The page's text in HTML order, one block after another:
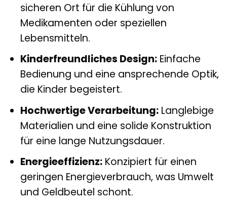
sicheren Ort für die Kühlung von
Medikamenten oder speziellen
Lebensmitteln.
Kinderfreundliches Design:Einfache
Bedienung und eine ansprechende Optik,
die Kinder begeistert.
Hochwertige Verarbeitung:Langlebige
Materialien und eine solide Konstruktion
für eine lange Nutzungsdauer.
Energieeffizienz:Konzipiert für einen
geringen Energieverbrauch, was Umwelt
und Geldbeutel schont.